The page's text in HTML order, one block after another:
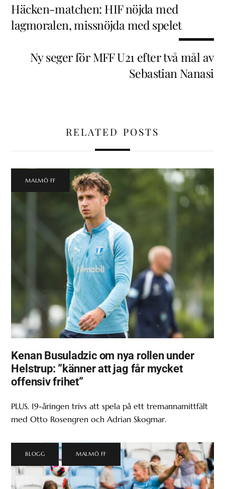
Häcken-matchen: HIF nöjda med
lagmoralen, missnöjda med spelet
Ny seger för MFF U21 efter två mål av
Sebastian Nanasi
RELATED POSTS
MALMÖ FF
Kenan Busuladzic om nya rollen under
Helstrup: ”känner att jag får mycket
offensiv frihet”
PLUS. 19-åringen trivs att spela på ett tremannamittfält
med Otto Rosengren och Adrian Skogmar.
BLOGG MALMÖ FF